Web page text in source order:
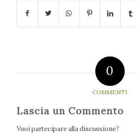
0
COMMENTI
Lascia un Commento
Vuoi partecipare alla discussione?